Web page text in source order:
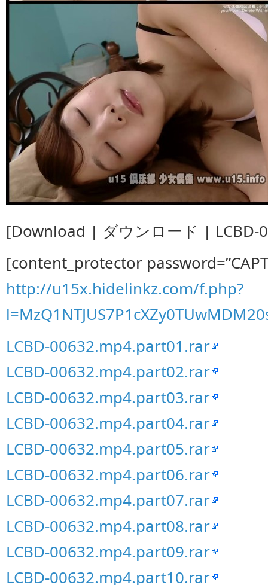
[Download | ダウンロード | LCBD-
[content_protector
http://u15x.hidelinkz.com/f.php?
LCBD-00632.mp4.part01.rar
LCBD-00632.mp4.part02.rar
LCBD-00632.mp4.part03.rar
LCBD-00632.mp4.part04.rar
LCBD-00632.mp4.part05.rar
LCBD-00632.mp4.part06.rar
LCBD-00632.mp4.part07.rar
LCBD-00632.mp4.part08.rar
LCBD-00632.mp4.part09.rar
LCBD-00632.mp4.part10.rar